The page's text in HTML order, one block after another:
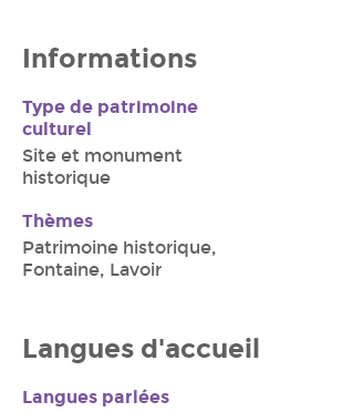
Informations
Type de patrimoine
culturel
Site et monument
historique
Thèmes
Patrimoine historique,
Fontaine, Lavoir
Langues d'accueil
Langues parlées